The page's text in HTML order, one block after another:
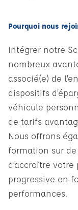
Pourquoi nous
Intégrer notre
nombreux
associé(e) de
dispositifs
véhicule
de tarifs
Nous offrons
formation sur
d’accroître
progressive en
performances.